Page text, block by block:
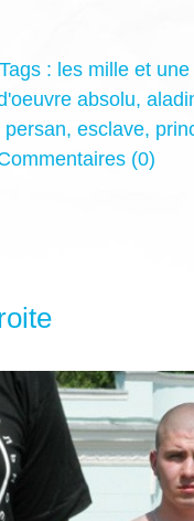
: les mille et
absolu,
persan, esclave,
(0)